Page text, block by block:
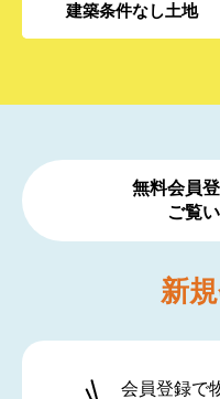
建築条件なし土地
無料会員
ご覧
新規
会員登録で